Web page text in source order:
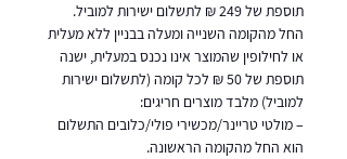
תוספת של 249 ₪ לתשלום ישירות למוביל.
החל מהקומה השנייה ומעלה בבניין ללא מעלית
או לחילופין שהמוצר אינו נכנס במעלית, ישנה
תוספת של 50 ₪ לכל קומה (לתשלום ישירות
למוביל) מלבד מוצרים חריגים:
– מולטי טריינר/מכשירי פולי/כלובים התשלום
הוא החל מהקומה הראשונה.